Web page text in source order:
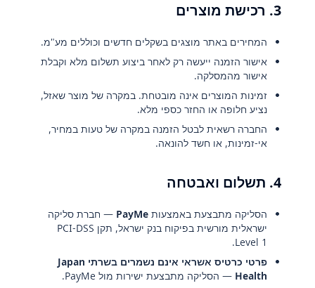
3. רכישת מוצרים
המחירים באתר מוצגים בשקלים חדשים וכוללים מע"מ.
אישור הזמנה ייעשה רק לאחר ביצוע תשלום מלא וקבלת
אישור מהמסלקה.
זמינות המוצרים אינה מובטחת. במקרה של מוצר שאזל,
נציע חלופה או החזר כספי מלא.
החברה רשאית לבטל הזמנה במקרה של טעות במחיר,
אי-זמינות, או חשד להונאה.
4. תשלום ואבטחה
הסליקה מתבצעת באמצעות PayMe — חברת סליקה
ישראלית מורשית בפיקוח בנק ישראל, תקן PCI-DSS
Level 1.
פרטי כרטיס אשראי אינם נשמרים בשרתי Japan
Health — הסליקה מתבצעת ישירות מול PayMe.